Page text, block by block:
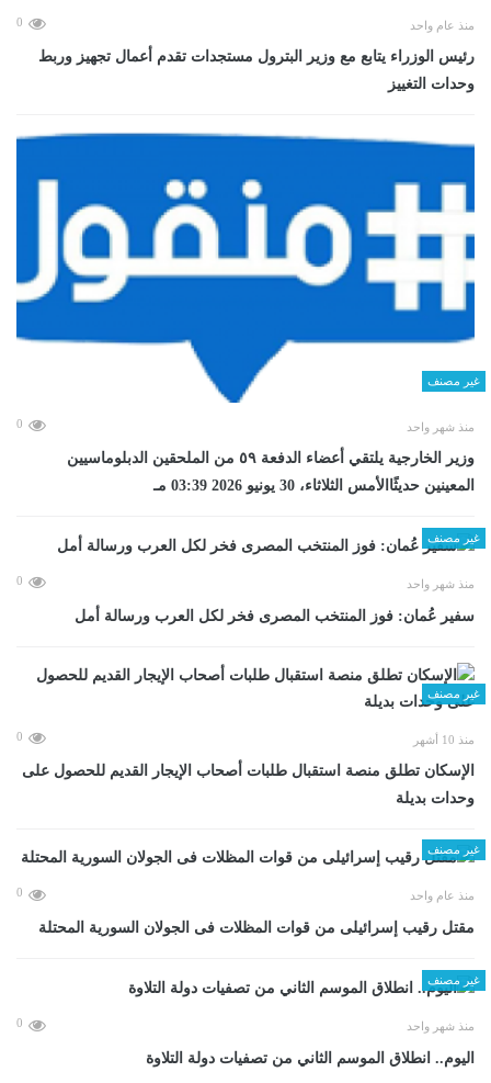
منذ عام واحد 0
رئيس الوزراء يتابع مع وزير البترول مستجدات تقدم أعمال تجهيز وربط
وحدات التغييز
غير مصنف
منذ شهر واحد 0
وزير الخارجية يلتقي أعضاء الدفعة ٥٩ من الملحقين الدبلوماسيين
المعينين حديثًاالأمس الثلاثاء، 30 يونيو 2026 03:39 مـ
غير مصنف
منذ شهر واحد 0
سفير عُمان: فوز المنتخب المصرى فخر لكل العرب ورسالة أمل
غير مصنف
منذ 10 أشهر 0
الإسكان تطلق منصة استقبال طلبات أصحاب الإيجار القديم للحصول على
وحدات بديلة
غير مصنف
منذ عام واحد 0
مقتل رقيب إسرائيلى من قوات المظلات فى الجولان السورية المحتلة
غير مصنف
منذ شهر واحد 0
اليوم.. انطلاق الموسم الثاني من تصفيات دولة التلاوة